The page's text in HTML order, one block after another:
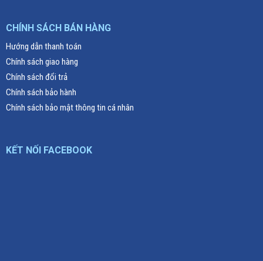
CHÍNH SÁCH BÁN HÀNG
Hướng dẫn thanh toán
Chính sách giao hàng
Chính sách đổi trả
Chính sách bảo hành
Chính sách bảo mật thông tin cá nhân
KẾT NỐI FACEBOOK